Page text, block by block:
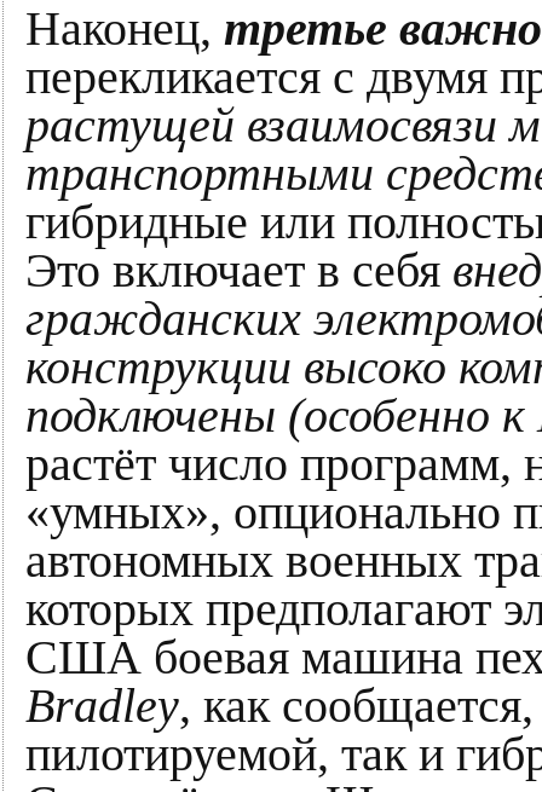
Наконец, третье
перекликается с двумя
растущей взаимосвязи
транспортными
гибридные или
Это включает в себя
гражданских
конструкции высоко
подключены (особенно
растёт число программ,
«умных», опционально
автономных военных
которых предполагают
США боевая машина
Bradley, как
пилотируемой, так и